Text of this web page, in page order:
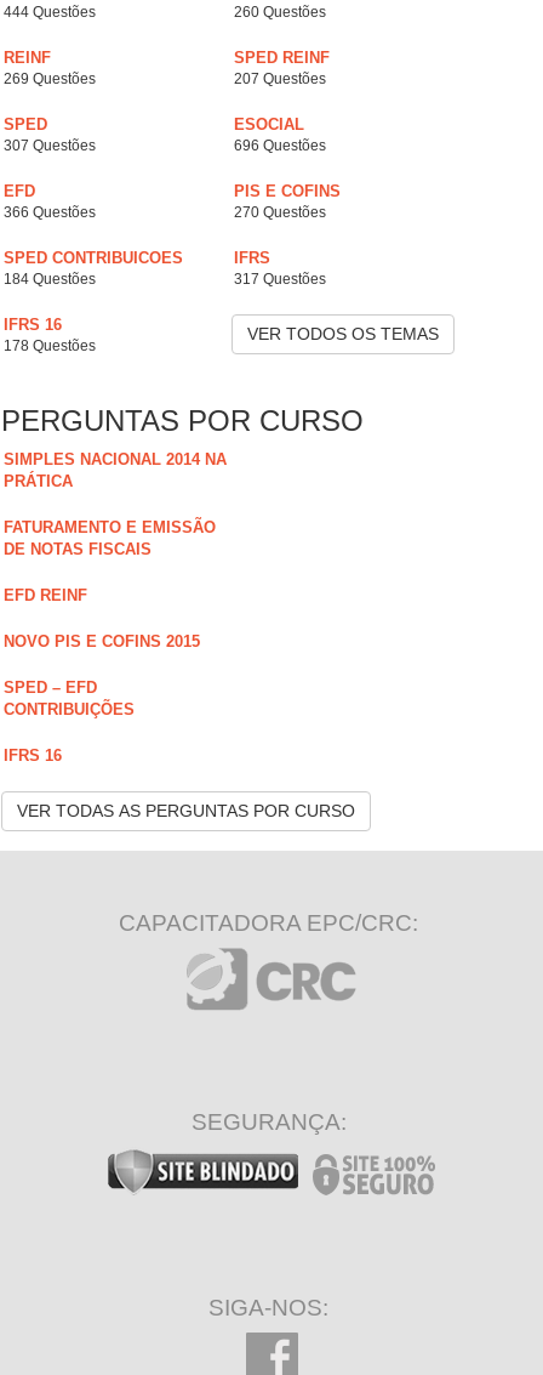
444 Questões 260 Questões
REINF
269 Questões
SPED REINF
207 Questões
SPED
307 Questões
ESOCIAL
696 Questões
EFD
366 Questões
PIS E COFINS
270 Questões
SPED CONTRIBUICOES
184 Questões
IFRS
317 Questões
IFRS 16
178 Questões
VER TODOS OS TEMAS
PERGUNTAS POR CURSO
SIMPLES NACIONAL 2014 NA
PRÁTICA
FATURAMENTO E EMISSÃO
DE NOTAS FISCAIS
EFD REINF
NOVO PIS E COFINS 2015
SPED – EFD
CONTRIBUIÇÕES
IFRS 16
VER TODAS AS PERGUNTAS POR CURSO
CAPACITADORA EPC/CRC:
SEGURANÇA:
SIGA-NOS: